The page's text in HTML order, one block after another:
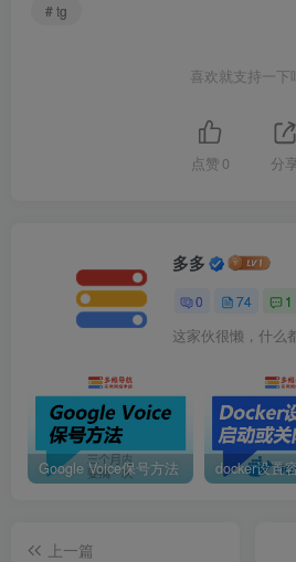
# tg
喜欢就支持一下
点赞 0 分
多多
0 74 1
这家伙很懒，什么
Google Voice保号方法
上一篇